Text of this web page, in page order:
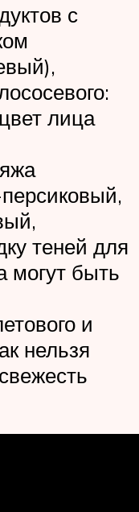
с
лица
теней для
могут быть
и
нельзя